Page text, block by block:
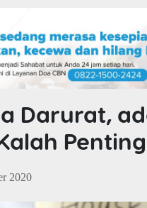
Darurat,
2020